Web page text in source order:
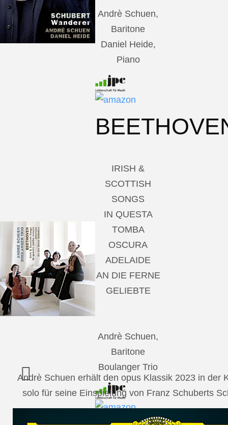
Andrè Schuen,
Baritone
Daniel Heide,
Piano
IRISH &
SCOTTISH
SONGS
IN QUESTA
TOMBA
OSCURA
ADELAIDE
AN DIE FERNE
GELIEBTE
Andrè Schuen,
Baritone
Boulanger Trio
Andrè Schuen erhält den opus Klassik 2023 in der
solo für seine Einspielung von Franz Schuberts